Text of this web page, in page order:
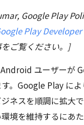
Google Play
Play
ご覧ください。]
ユーザーが
。Google Play に
ネスを順調に拡大
境を維持するにあた